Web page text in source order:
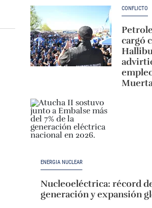
CONFLICTO
cargó
ENERGÍA NUCLEAR
Nucleoeléctrica: récord
generación y expansión